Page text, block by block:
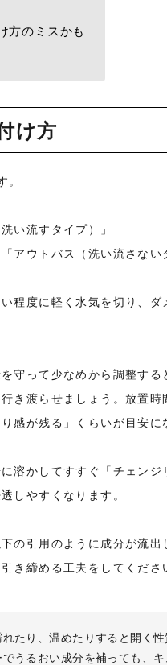
方のミスかも
け方
。
い流すタイプ）」
アウトバス（洗い流さない
程度に軽く水気を切り、
守って少なめから調整す
き渡らせましょう。放置時
感が残る」くらいが目安に
溶かしてすすぐ「チェンジ
しやすくなります。
の引用のように成分が流出
き締める工夫をしてくださ
たり、温めたりすると開く
うるおい成分を補っても、